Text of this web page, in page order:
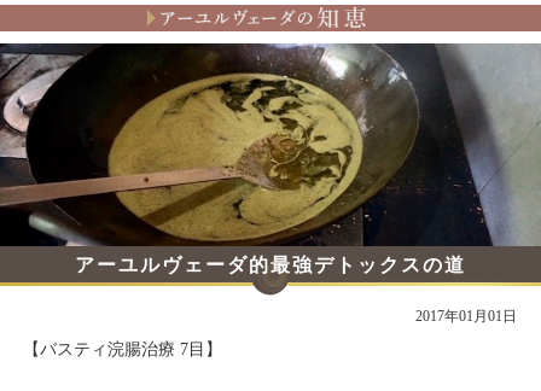
アーユルヴェーダの思考
アーユルヴェーダの知恵
アーユルヴェーダ的最強デトックスの道
2017年01月01日
【バスティ浣腸治療 7目】